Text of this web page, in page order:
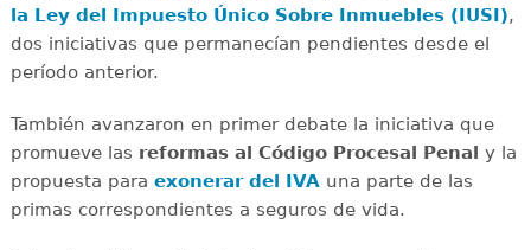
la Ley del Impuesto Único Sobre Inmuebles (IUSI),
dos iniciativas que permanecían pendientes desde el
período anterior.
También avanzaron en primer debate la iniciativa que
promueve las reformas al Código Procesal Penal y la
propuesta para exonerar del IVAuna parte de las
primas correspondientes a seguros de vida.